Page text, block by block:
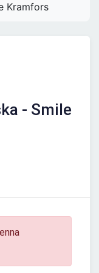
Kramfors
- Smile